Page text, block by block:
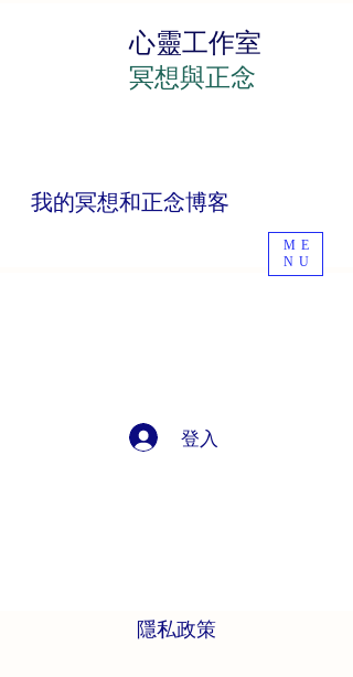
心靈工作室
冥想與正念
我的冥想和正念博客
登入
ME
NU
隱私政策